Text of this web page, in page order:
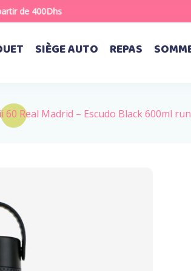
de 400Dhs
SIÈGE AUTO REPAS
60 Real Madrid – Escudo Black 600ml